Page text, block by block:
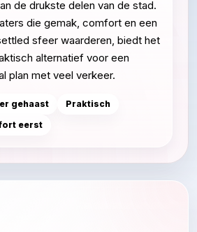
de drukste delen van de stad.
die gemak, comfort en een
sfeer waarderen, biedt het
alternatief voor een
plan met veel verkeer.
gehaast
Praktisch
eerst